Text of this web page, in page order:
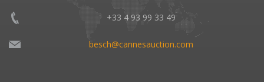
+33 4 93 99 33 49
besch@cannesauction.com